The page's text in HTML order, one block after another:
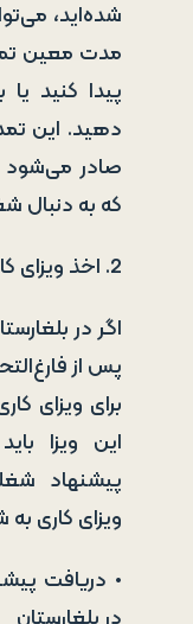
شده‌اید،
مدت معین
پیدا کنید
دهید. این
صادر می‌شود
که به دنبال
2. اخذ ویزای کاری (نوع D)
اگر در
پس از
برای ویزای
این ویزا
پیشنهاد
ویزای کاری
• دریافت